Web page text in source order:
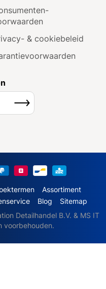
& cookiebeleid
Inschrijven
Assortiment
Blog
Sitemap
Detailhandel B.V. & MS IT
voorbehouden.